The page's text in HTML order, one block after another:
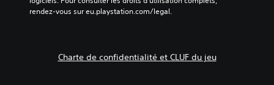
rendez-vous sur eu.playstation.com/legal.
Charte de confidentialité et CLUF du jeu